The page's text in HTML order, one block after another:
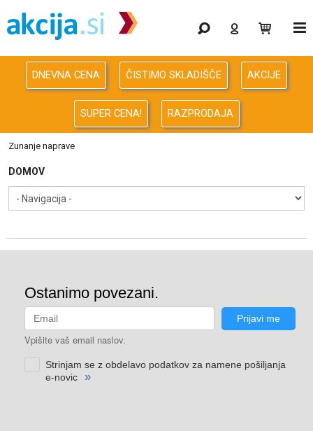
Gaming
Odprodaja
Računalništvo
Računalništvo za podjetja
Avdio Video Foto
Energija
Oprema za pisarno in dom
DNEVNA CENA ČISTIMO SKLADIŠČE AKCIJE
SUPER CENA! RAZPRODAJA
Zunanje naprave
DOMOV